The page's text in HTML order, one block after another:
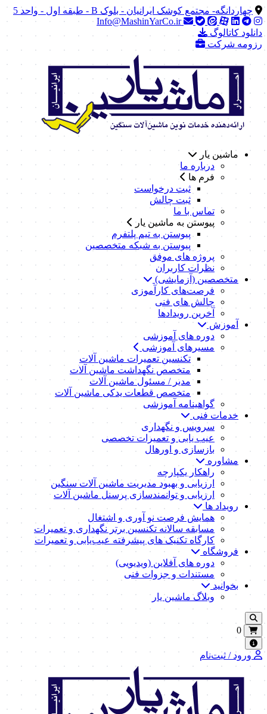
چهاردانگه- مجتمع کوشک ایرانیان - بلوک B - طبقه اول - واحد 5
Info@MashinYarCo.ir
دانلود کاتالوگ
رزومه شرکت
ماشین یار
درباره ما
فرم ها
ثبت درخواست
ثبت چالش
تماس با ما
پیوستن به ماشین یار
پیوستن به تیم پلتفرم
پیوستن به شبکه متخصصین
پروژه های موفق
نظرات کاربران
متخصصین (آزمایشی)
فرصت‌های کارآموزی
چالش های فنی
آخرین رویدادها
آموزش
دوره های آموزشی
مسیرهای آموزشی
تکنسین تعمیرات ماشین آلات
متخصص نگهداشت ماشین آلات
مدیر / مسئول ماشین آلات
متخصص قطعات یدکی ماشین آلات
گواهینامه آموزشی
خدمات فنی
سرویس و نگهداری
عیب یابی و تعمیرات تخصصی
بازسازی و اورهال
مشاوره
راهکار یکپارچه
ارزیابی و بهبود مدیریت ماشین آلات سنگین
ارزیابی و توانمندسازی پرسنل ماشین آلات
رویداد ها
همایش فرصت نو آوری و اشتغال
مسابقه سالانه تکنسین برتر نگهداری و تعمیرات
کارگاه تکنیک‌ های پیشرفته عیب‌یابی و تعمیرات
فروشگاه
دوره های آفلاین (ویدیویی)
مستندات و جزوات فنی
بخوانید
وبلاگ ماشین یار
0
ورود / ثبت‌نام